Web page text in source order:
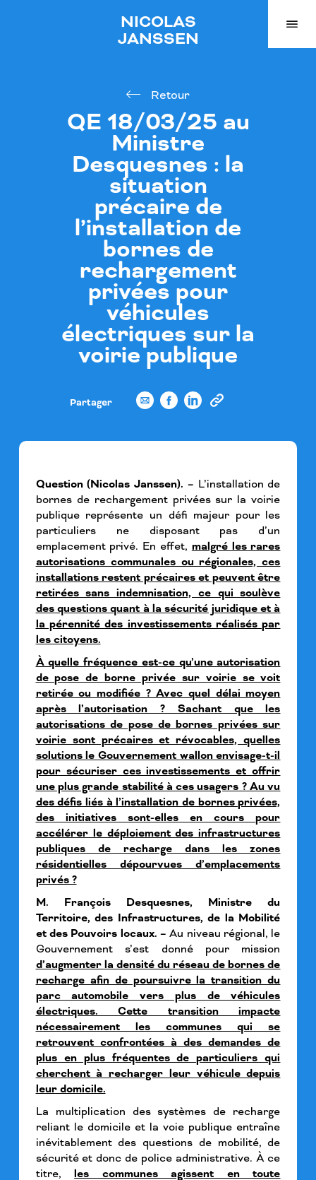
NICOLAS
JANSSEN
Retour
QE 18/03/25 au
Ministre
Desquesnes : la
situation
précaire de
l’installation de
bornes de
rechargement
privées pour
véhicules
électriques sur la
voirie publique
Partager
Question (Nicolas Janssen). – L’installation de
bornes de rechargement privées sur la voirie
publique représente un défi majeur pour les
particuliers ne disposant pas d’un
emplacement privé. En effet, malgré les rares
autorisations communales ou régionales, ces
installations restent précaires et peuvent être
retirées sans indemnisation, ce qui soulève
des questions quant à la sécurité juridique et à
la pérennité des investissements réalisés par
les citoyens.
À quelle fréquence est-ce qu’une autorisation
de pose de borne privée sur voirie se voit
retirée ou modifiée ? Avec quel délai moyen
après l’autorisation ? Sachant que les
autorisations de pose de bornes privées sur
voirie sont précaires et révocables, quelles
solutions le Gouvernement wallon envisage-t-il
pour sécuriser ces investissements et offrir
une plus grande stabilité à ces usagers ? Au vu
des défis liés à l’installation de bornes privées,
des initiatives sont-elles en cours pour
accélérer le déploiement des infrastructures
publiques de recharge dans les zones
résidentielles dépourvues d’emplacements
privés ?
M. François Desquesnes, Ministre du
Territoire, des Infrastructures, de la Mobilité
et des Pouvoirs locaux. –Au niveau régional, le
Gouvernement s’est donné pour mission
d’augmenter la densité du réseau de bornes de
recharge afin de poursuivre la transition du
parc automobile vers plus de véhicules
électriques. Cette transition impacte
nécessairement les communes qui se
retrouvent confrontées à des demandes de
plus en plus fréquentes de particuliers qui
cherchent à recharger leur véhicule depuis
leur domicile.
La multiplication des systèmes de recharge
reliant le domicile et la voie publique entraîne
inévitablement des questions de mobilité, de
sécurité et donc de police administrative. À ce
titre,les communes agissent en toute